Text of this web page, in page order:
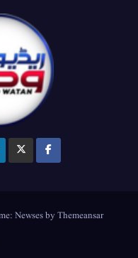
NewsesbyThemeansar